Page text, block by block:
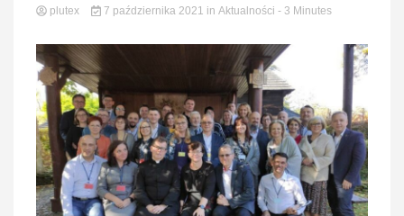
plutex 7 października 2021 in Aktualności - 3 Minutes